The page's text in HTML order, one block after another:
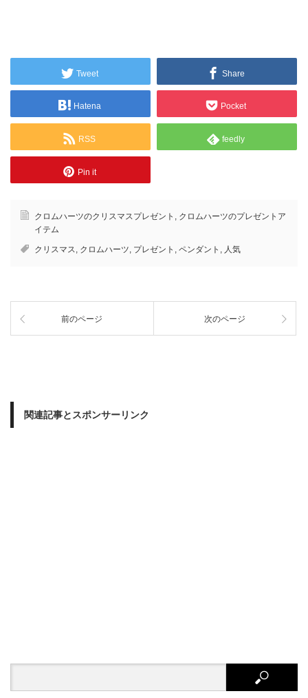
Tweet Share
Hatena Pocket
RSS feedly
Pin it
クロムハーツのクリスマスプレゼント
クロムハーツのプレゼントア
イテム
クリスマス クロムハーツ プレゼント ペンダント 人気
前のページ 次のページ
関連記事とスポンサーリンク